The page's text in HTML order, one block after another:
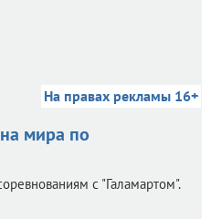
На правах рекламы 16+
мира по
с "Галамартом".